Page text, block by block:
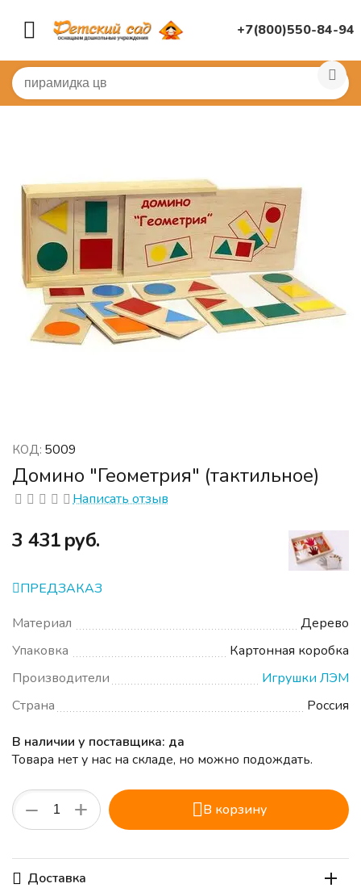
+7(800)550-84-94
Главная / ДИДАКТИЧЕСКИЕ ИГРЫ Настольные игры
КОД: 5009
Домино "Геометрия" (тактильное)
Написать отзыв
‍3 431‍руб.
ПРЕДЗАКАЗ
Материал
Дерево
Упаковка
Картонная коробка
Производители
Игрушки ЛЭМ
Страна
Россия
В наличии у поставщика: да
Товара нет у нас на складе, но можно подождать.
+
− В корзину
Доставка